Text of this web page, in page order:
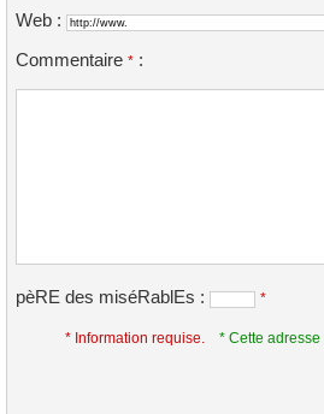
Web :
Commentaire * :
pèRE des miséRablEs : *
* Information requise.
* Cette